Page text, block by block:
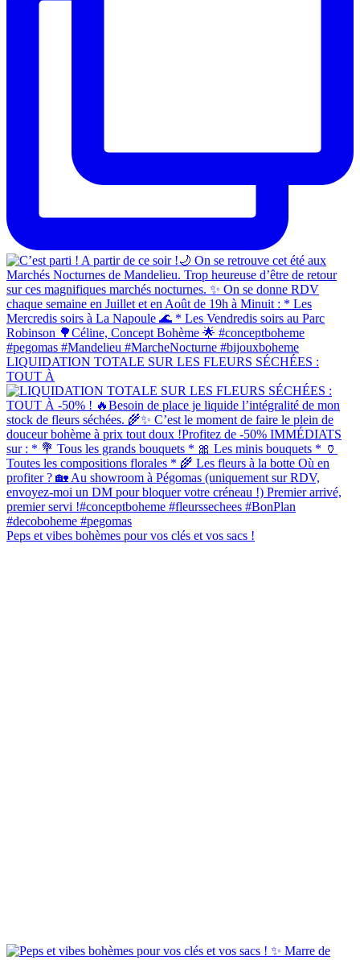
LIQUIDATION TOTALE SUR LES FLEURS SÉCHÉES :
TOUT À
Peps et vibes bohèmes pour vos clés et vos sacs !